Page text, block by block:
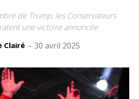
de Trump, les Conservateurs
une victoire annoncée
Clairé - 30 avril 2025